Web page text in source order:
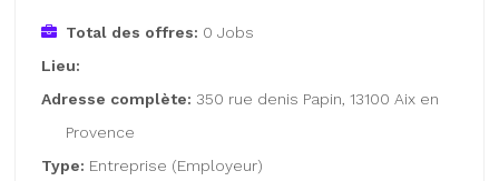
Total des offres: 0 Jobs
Lieu:
Adresse complète: 350 rue denis Papin, 13100 Aix en
Provence
Type: Entreprise (Employeur)